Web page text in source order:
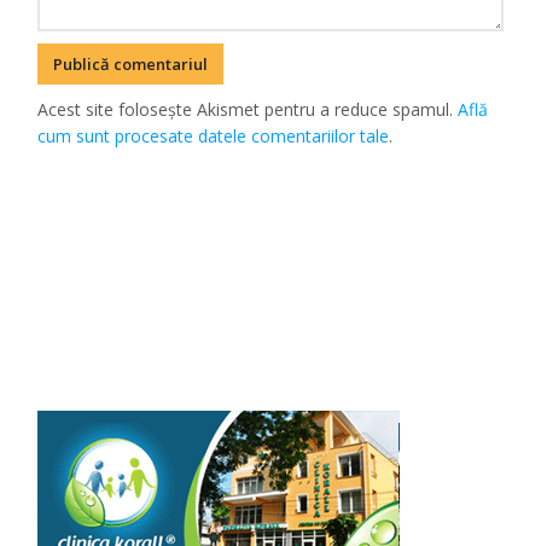
Acest site folosește Akismet pentru a reduce spamul.Află
cum sunt procesate datele comentariilor tale.